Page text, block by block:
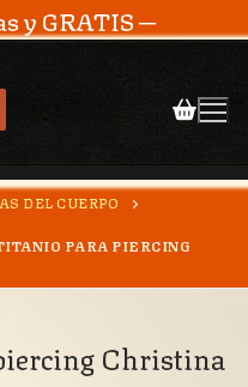
y GRATIS ─
DEL CUERPO
PARA PIERCING
Christina